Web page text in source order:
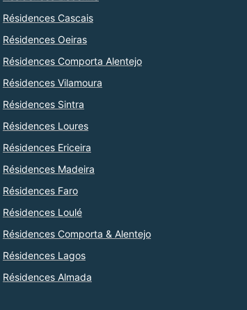
Résidences Cascais
Résidences Oeiras
Résidences Comporta Alentejo
Résidences Vilamoura
Résidences Sintra
Résidences Loures
Résidences Ericeira
Résidences Madeira
Résidences Faro
Résidences Loulé
Résidences Comporta & Alentejo
Résidences Lagos
Résidences Almada